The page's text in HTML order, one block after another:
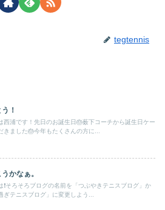
tegtennis
！
西浦です！先日のお誕生日🎂薮下コーチから誕生日ケー
きました🎂今年もたくさんの方に...
かなぁ。
❗️そろそろブログの名前を「つぶやきテニスブログ」か
ぎテニスブログ」に変更しよう...